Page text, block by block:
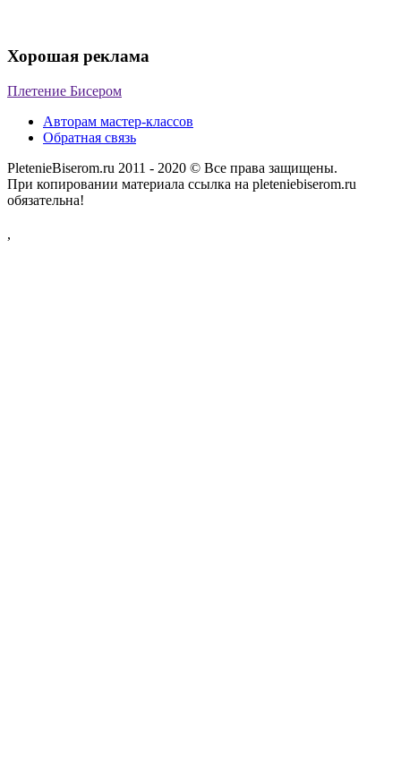
Хорошая реклама
Плетение Бисером
Авторам мастер-классов
Обратная связь
PletenieBiserom.ru 2011 - 2020 © Все права защищены.
При копировании материала ссылка на pleteniebiserom.ru
обязательна!
,